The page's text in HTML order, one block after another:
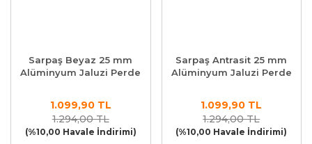
Sarpaş Beyaz 25 mm
Alüminyum Jaluzi Perde
1.099,90 TL
1.294,00 TL
(%10,00 Havale İndirimi)
Sarpaş Antrasit 25 mm
Alüminyum Jaluzi Perde
1.099,90 TL
1.294,00 TL
(%10,00 Havale İndirimi)